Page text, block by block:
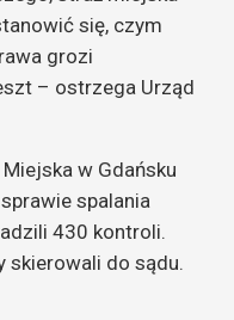
się, czym
grozi
– ostrzega Urząd
w Gdańsku
spalania
430 kontroli.
skierowali do sądu.